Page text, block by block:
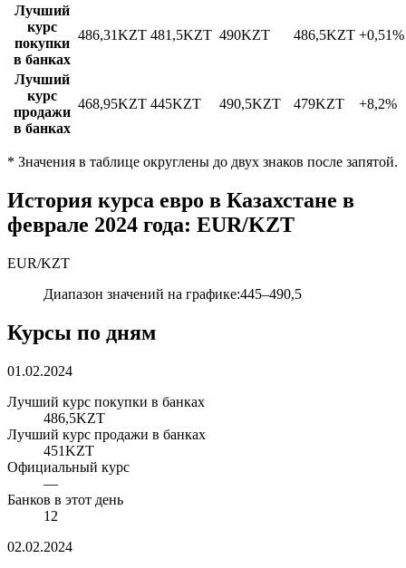
Лучший
курс
покупки
в банках
486,31KZT 481,5KZT 490KZT 486,5KZT +0,51%
Лучший
курс
продажи
в банках
468,95KZT 445KZT 490,5KZT 479KZT +8,2%
* Значения в таблице округлены до двух знаков после запятой.
История курса евро в Казахстане в
феврале 2024 года: EUR/KZT
EUR/KZT
Диапазон значений на графике:445–490,5
Курсы по дням
01.02.2024
Лучший курс покупки в банках
486,5KZT
Лучший курс продажи в банках
451KZT
Официальный курс
—
Банков в этот день
12
02.02.2024